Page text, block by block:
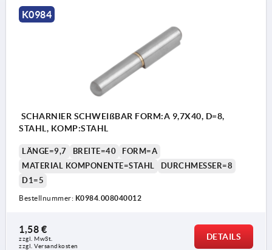
K0984
SCHARNIER SCHWEIßBAR FORM:A 9,7X40, D=8,
STAHL, KOMP:STAHL
LÄNGE=9,7 BREITE=40
FORM=A
MATERIAL KOMPONENTE=STAHL
DURCHMESSER=8
D1=5
Bestellnummer: K0984.008040012
1,58 €
zzgl. MwSt.
zzgl. Versandkosten
DETAILS